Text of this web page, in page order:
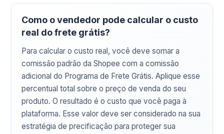
Como o vendedor pode calcular o custo
real do frete grátis?
Para calcular o custo real, você deve somar a
comissão padrão da Shopee com a comissão
adicional do Programa de Frete Grátis. Aplique esse
percentual total sobre o preço de venda do seu
produto. O resultado é o custo que você paga à
plataforma. Esse valor deve ser considerado na sua
estratégia de precificação para proteger sua